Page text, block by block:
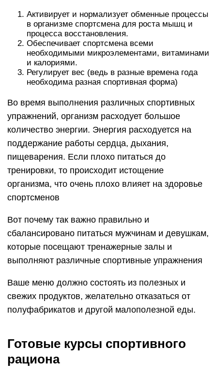
Активирует и нормализует обменные процессы
в организме спортсмена для роста мышц и
процесса восстановления.
Обеспечивает спортсмена всеми
необходимыми микроэлементами, витаминами
и калориями.
Регулирует вес (ведь в разные времена года
необходима разная спортивная форма)
Во время выполнения различных спортивных
упражнений, организм расходует большое
количество энергии. Энергия расходуется на
поддержание работы сердца, дыхания,
пищеварения. Если плохо питаться до
тренировки, то происходит истощение
организма, что очень плохо влияет на здоровье
спортсменов
Вот почему так важно правильно и
сбалансировано питаться мужчинам и девушкам,
которые посещают тренажерные залы и
выполняют различные спортивные упражнения
Ваше меню должно состоять из полезных и
свежих продуктов, желательно отказаться от
полуфабрикатов и другой малополезной еды.
Готовые курсы спортивного
рациона